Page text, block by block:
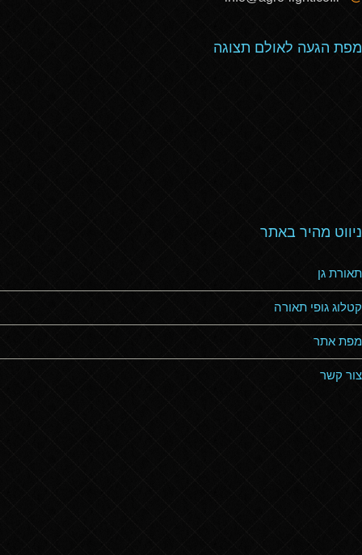
מפת הגעה לאולם תצוגה
ניווט מהיר באתר
תאורת גן
קטלוג גופי תאורה
מפת אתר
צור קשר